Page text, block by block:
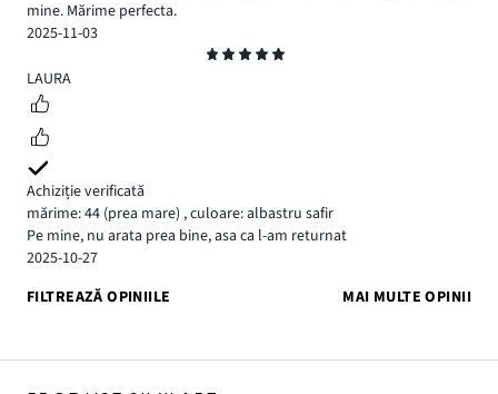
mine. Mărime perfecta.
2025-11-03
5LAURA
Achiziție verificată
mărime: 44 (prea mare) ,culoare: albastru safir
Pe mine, nu arata prea bine, asa ca l-am returnat
2025-10-27
FILTREAZĂ OPINIILE
MAI MULTE OPINII